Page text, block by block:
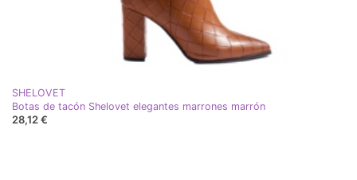
SHELOVET
Botas de tacón Shelovet elegantes marrones marrón
28,12 €